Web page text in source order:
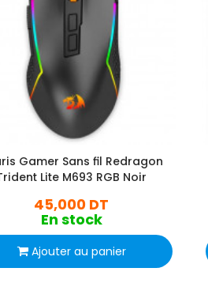
Gamer Sans fil Redragon
Lite M693 RGB Noir
45,000 DT
En stock
Ajouter au panier